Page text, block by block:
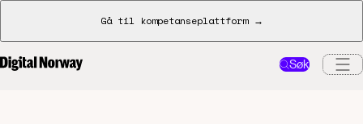
Gå til kompetanseplattform →
Søk